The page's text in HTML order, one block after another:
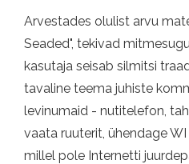
Arvestades olulist arvu
Seaded", tekivad
kasutaja seisab silmitsi
tavaline teema juhiste
levinumaid - nutitelefon,
vaata ruuterit, ühendage
millel pole Internetti